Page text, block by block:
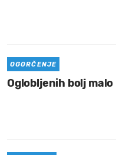
OGORČENJE
Oglobljenih bolj malo